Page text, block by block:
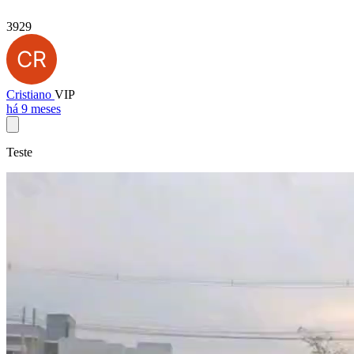
3929
Cristiano VIP
há 9 meses
Teste